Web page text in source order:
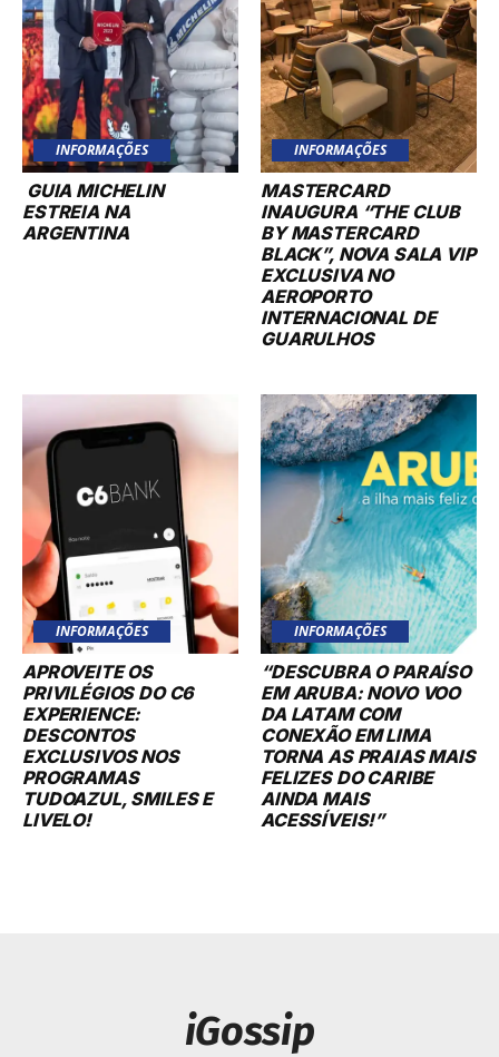
INFORMAÇÕES
GUIA MICHELIN
ESTREIA NA
ARGENTINA
INFORMAÇÕES
MASTERCARD
INAUGURA “THE CLUB
BY MASTERCARD
BLACK”, NOVA SALA VIP
EXCLUSIVA NO
AEROPORTO
INTERNACIONAL DE
GUARULHOS
INFORMAÇÕES
APROVEITE OS
PRIVILÉGIOS DO C6
EXPERIENCE:
DESCONTOS
EXCLUSIVOS NOS
PROGRAMAS
TUDOAZUL, SMILES E
LIVELO!
INFORMAÇÕES
“DESCUBRA O PARAÍSO
EM ARUBA: NOVO VOO
DA LATAM COM
CONEXÃO EM LIMA
TORNA AS PRAIAS MAIS
FELIZES DO CARIBE
AINDA MAIS
ACESSÍVEIS!”
iGossip